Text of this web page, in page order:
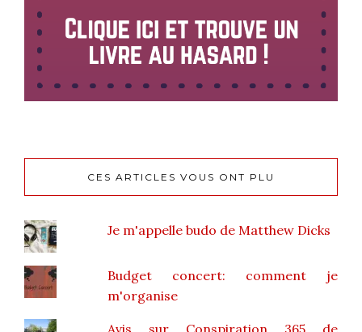
CES ARTICLES VOUS ONT PLU
Je m'appelle budo de Matthew Dicks
Budget concert: comment je
m'organise
Avis sur Conspiration 365 de